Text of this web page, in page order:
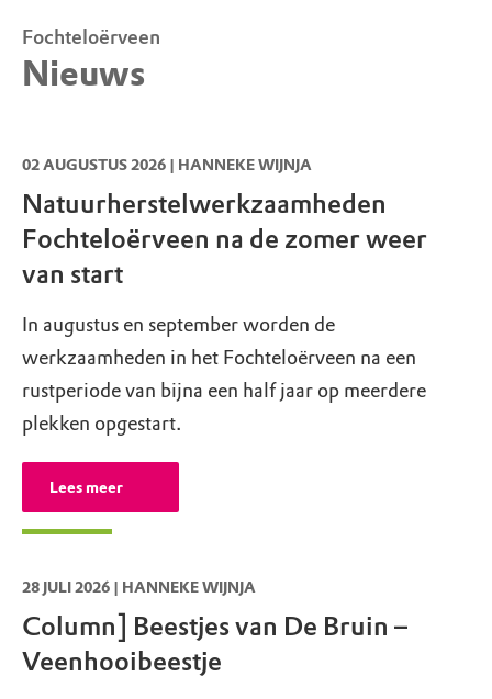
Zeven
Meester Lokstraat
Brunstingerplas
Toon op kaart
Fochteloërveen
Nieuws
02 AUGUSTUS 2026 | HANNEKE WIJNJA
Natuurherstelwerkzaamheden
Fochteloërveen na de zomer weer
van start
In augustus en september worden de
werkzaamheden in het Fochteloërveen na een
rustperiode van bijna een half jaar op meerdere
plekken opgestart.
Lees meer
28 JULI 2026 | HANNEKE WIJNJA
Column] Beestjes van De Bruin –
Veenhooibeestje